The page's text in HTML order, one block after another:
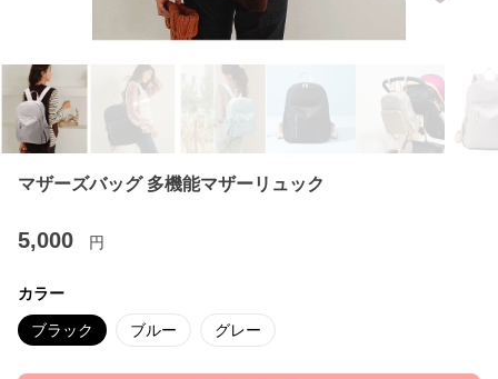
マザーズバッグ 多機能マザーリュック
5,000 円
カラー
ブラック ブルー グレー